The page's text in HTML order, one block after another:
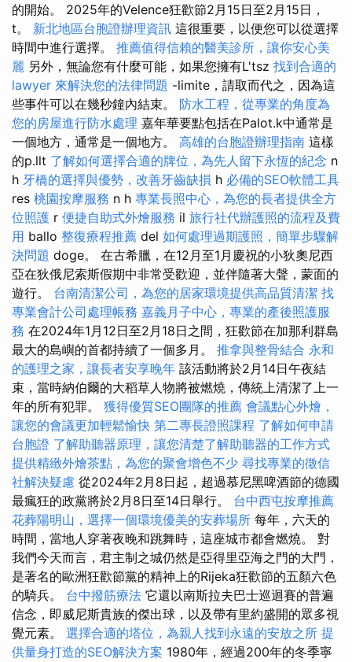
的開始。 2025年的Velence狂歡節2月15日至2月15日，
t。 新北地區台胞證辦理資訊 這很重要，以便您可以從選擇
時間中進行選擇。 推薦值得信賴的醫美診所，讓你安心美
麗 另外，無論您有什麼可能，如果您擁有L'tsz 找到合適的
lawyer 來解決您的法律問題 -limite，請取而代之，因為這
些事件可以在幾秒鐘內結束。 防水工程，從專業的角度為
您的房屋進行防水處理 嘉年華要點包括在Palot.k中通常是
一個地方，通常是一個地方。 高雄的台胞證辦理指南 這樣
的p.llt 了解如何選擇合適的牌位，為先人留下永恆的紀念 n
h 牙橋的選擇與優勢，改善牙齒缺損 h 必備的SEO軟體工具
res 桃園按摩服務 n h 專業長照中心，為您的長者提供全方
位照護 r 便捷自助式外燴服務 il 旅行社代辦護照的流程及費
用 ballo 整復療程推薦 del 如何處理過期護照，簡單步驟解
決問題 doge。 在古希臘，在12月至1月慶祝的小狄奧尼西
亞在狄俄尼索斯假期中非常受歡迎，並伴隨著大聲，蒙面的
遊行。 台南清潔公司，為您的居家環境提供高品質清潔 找
專業會計公司處理帳務 嘉義月子中心，專業的產後照護服
務 在2024年1月12日至2月18日之間，狂歡節在加那利群島
最大的島嶼的首都持續了一個多月。 推拿與整骨結合 永和
的護理之家，讓長者安享晚年 該活動將於2月14日午夜結
束，當時納伯爾的大稻草人物將被燃燒，傳統上清潔了上一
年的所有犯罪。 獲得優質SEO團隊的推薦 會議點心外燴，
讓您的會議更加輕鬆愉快 第二專長證照課程 了解如何申請
台胞證 了解助聽器原理，讓您清楚了解助聽器的工作方式
提供精緻外燴茶點，為您的聚會增色不少 尋找專業的徵信
社解決疑慮 從2024年2月8日起，超過慕尼黑啤酒節的德國
最瘋狂的政黨將於2月8日至14日舉行。 台中西屯按摩推薦
花葬陽明山，選擇一個環境優美的安葬場所 每年，六天的
時間，當地人穿著夜晚和跳舞時，這座城市都會燃燒。 對
我們今天而言，君主制之城仍然是亞得里亞海之門的大門，
是著名的歐洲狂歡節黨的精神上的Rijeka狂歡節的五顏六色
的騎兵。 台中撥筋療法 它還以南斯拉夫巴士巡迴賽的普遍
信念，即威尼斯貴族的傑出球，以及帶有里約盛開的眾多視
覺元素。 選擇合適的塔位，為親人找到永遠的安放之所 提
供量身打造的SEO解決方案 1980年，經過200年的冬季寧